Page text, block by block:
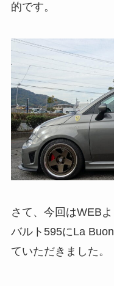
的です。
さて、今回はWEB
バルト595にLa
ていただきました。